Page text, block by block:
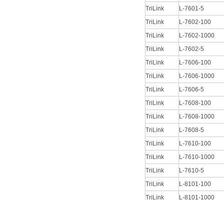
TriLink
L-7601-5
TriLink
L-7602-100
TriLink
L-7602-1000
TriLink
L-7602-5
TriLink
L-7606-100
TriLink
L-7606-1000
TriLink
L-7606-5
TriLink
L-7608-100
TriLink
L-7608-1000
TriLink
L-7608-5
TriLink
L-7610-100
TriLink
L-7610-1000
TriLink
L-7610-5
TriLink
L-8101-100
TriLink
L-8101-1000